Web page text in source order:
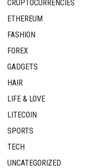
CRUPTOCURRENCIES
ETHEREUM
FASHION
FOREX
GADGETS
HAIR
LIFE & LOVE
LITECOIN
SPORTS
TECH
UNCATEGORIZED